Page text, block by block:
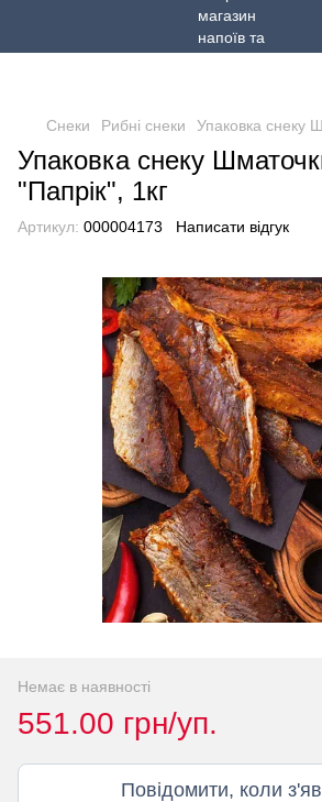
Снеки Рибні снеки Упаковка снеку
Упаковка снеку
"Папрік", 1кг
Артикул: 000004173 Написати відгук
Немає в наявності
551.00 грн/уп.
Повідомити, коли